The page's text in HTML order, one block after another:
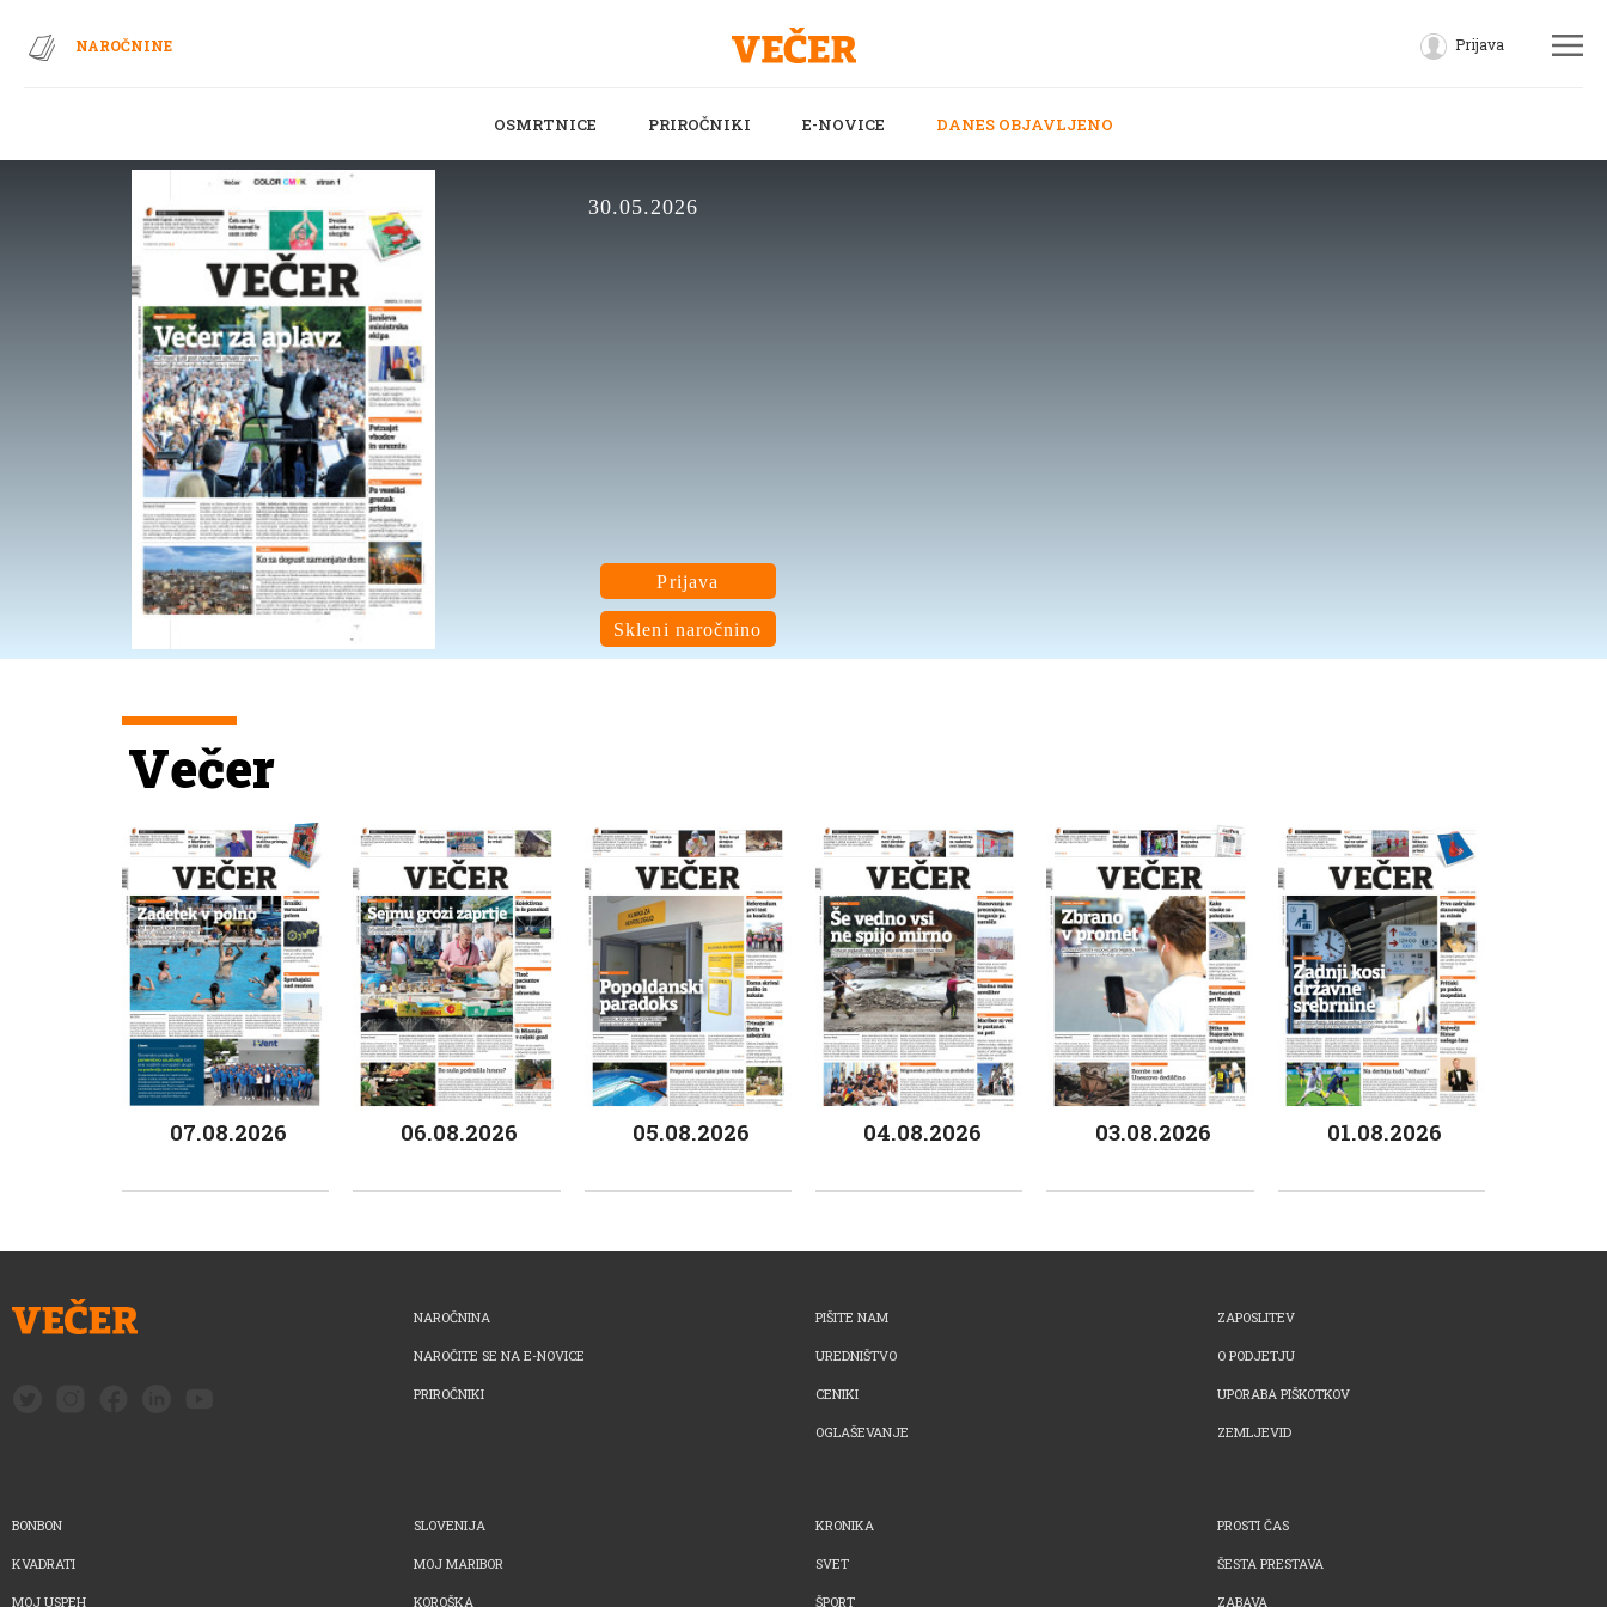
NAROČNINE Prijava
OSMRTNICE PRIROČNIKI E-NOVICE DANES OBJAVLJENO
30.05.2026
Prijava
Skleni naročnino
Večer
07.08.2026 06.08.2026 05.08.2026 04.08.2026 03.08.2026 01.08.2026
NAROČNINA
NAROČITE SE NA E-NOVICE
PRIROČNIKI
PIŠITE NAM
UREDNIŠTVO
CENIKI
OGLAŠEVANJE
ZAPOSLITEV
O PODJETJU
UPORABA PIŠKOTKOV
ZEMLJEVID
BONBON
KVADRATI
MOJ USPEH
SLOVENIJA
MOJ MARIBOR
KOROŠKA
KRONIKA
SVET
ŠPORT
PROSTI ČAS
ŠESTA PRESTAVA
ZABAVA